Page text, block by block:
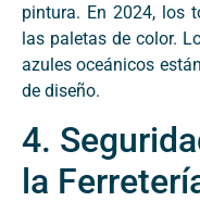
pintura. En 2024, los
las paletas de color.
azules oceánicos
de diseño.
4.
la